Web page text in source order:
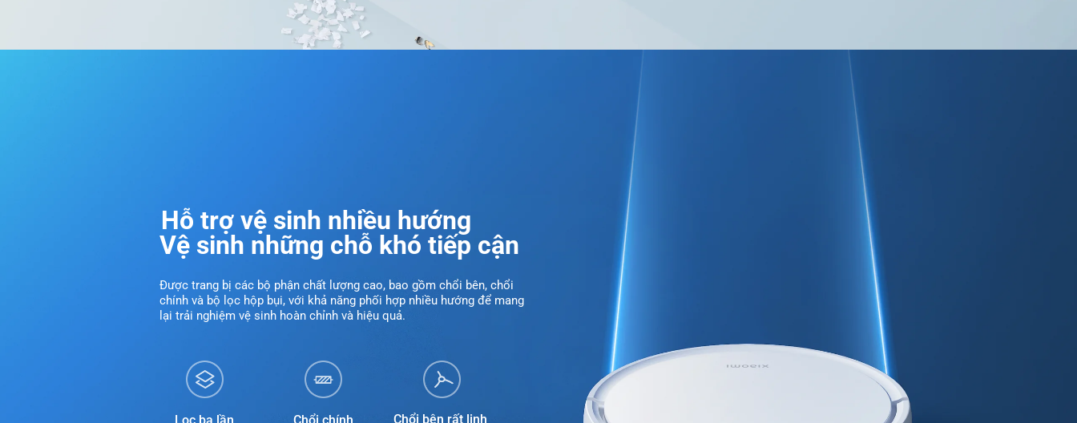
Hỗ trợ vệ sinh nhiều hướng
Vệ sinh những chỗ khó tiếp cận
Được trang bị các bộ phận chất lượng cao, bao gồm chổi bên, chổi
chính và bộ lọc hộp bụi, với khả năng phối hợp nhiều hướng để mang
lại trải nghiệm vệ sinh hoàn chỉnh và hiệu quả.
Chổi bên rất linh